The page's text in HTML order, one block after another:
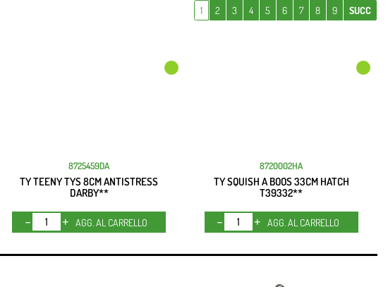
1 2 3 4 5 6 7 8 9 SUCC
8725459DA
TY TEENY TYS 8CM ANTISTRESS
DARBY**
Quantità
AGG. AL CARRELLO
8720002HA
TY SQUISH A BOOS 33CM HATCH
T39332**
Quantità
AGG. AL CARRELLO